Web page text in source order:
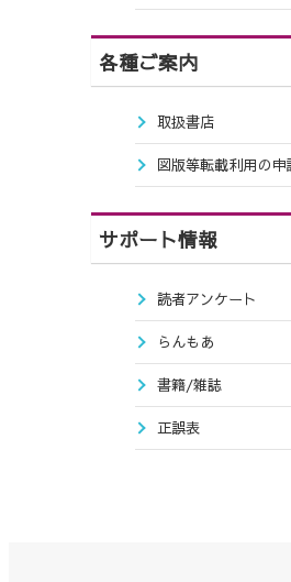
各種ご案内
取扱書店
図版等転載利用の申
サポート情報
読者アンケート
らんもあ
書籍/雑誌
正誤表